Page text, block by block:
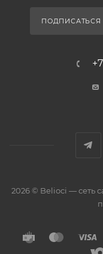
2026 © Belioci — сеть